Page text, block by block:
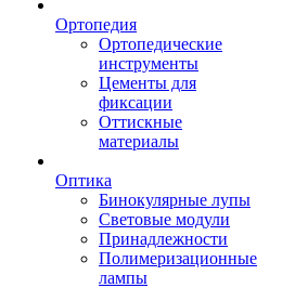
Ортопедия
Ортопедические
инструменты
Цементы для
фиксации
Оттискные
материалы
Оптика
Бинокулярные лупы
Световые модули
Принадлежности
Полимеризационные
лампы